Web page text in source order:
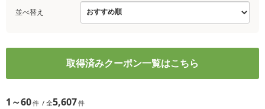
並べ替え
取得済みクーポン一覧はこちら
1～60 5,607